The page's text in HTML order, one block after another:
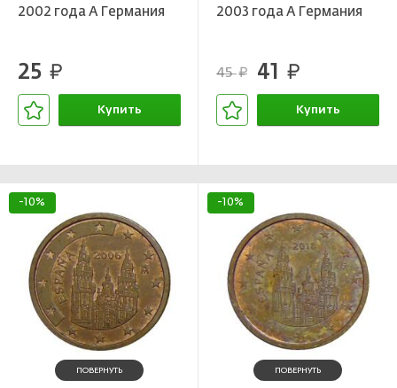
2002 года А Германия
25 руб.
Купить
2003 года A Германия
45руб. 41 руб.
Купить
-10%
ПОВЕРНУТЬ
-10%
ПОВЕРНУТЬ